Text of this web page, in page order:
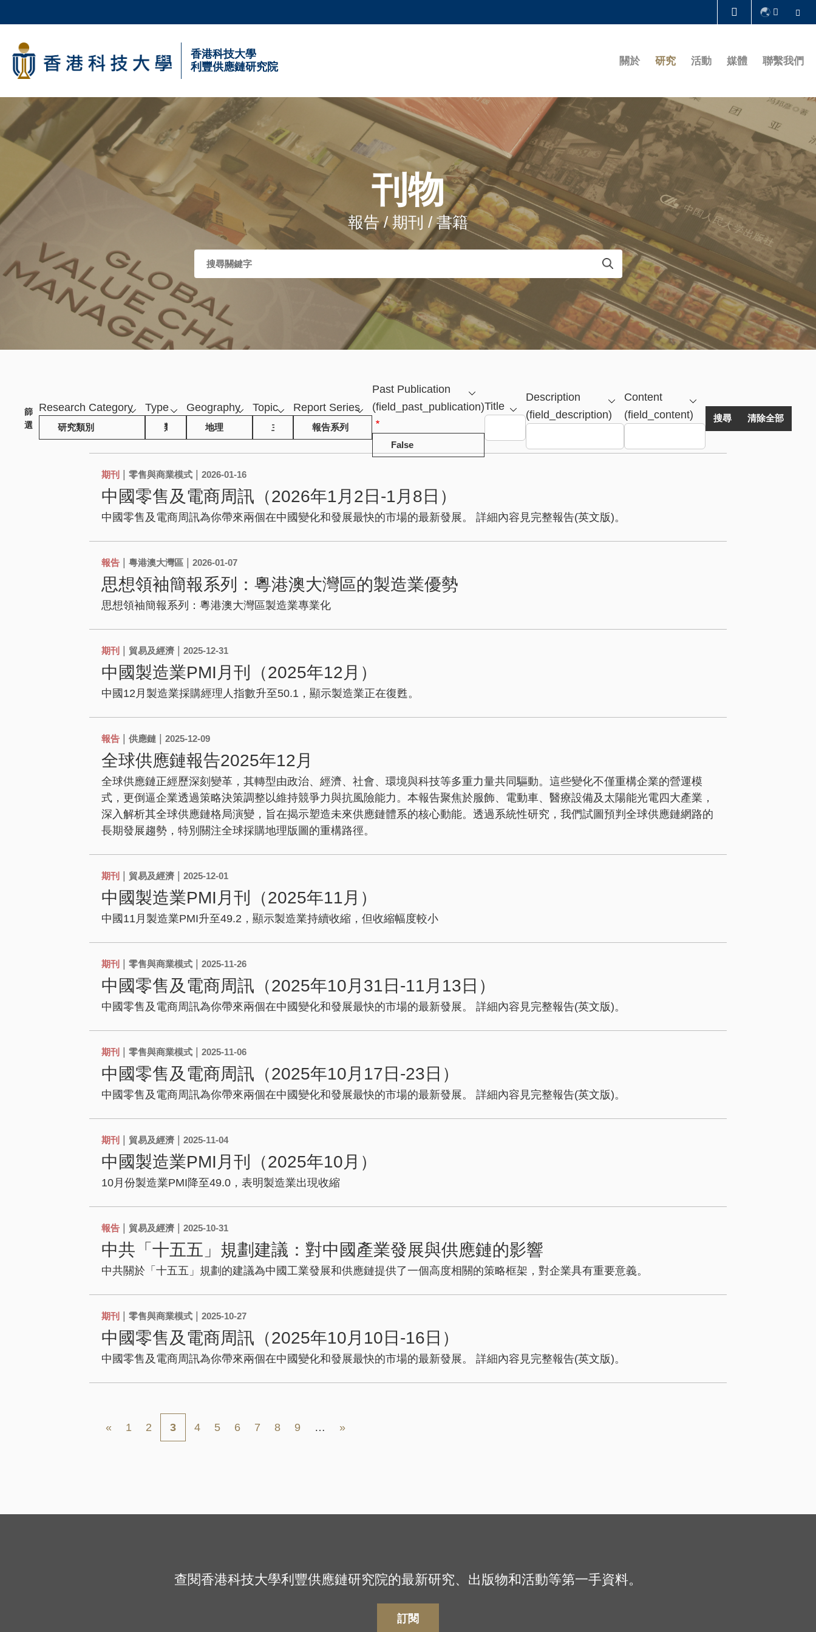
to
main
content
科大新聞
校園地圖及指南
香港科技大學
利豐供應鏈研究院
關於 研究 活動 媒體 聯繫我們
Sections
刊物
報告 / 期刊 / 書籍
Research Category Type Geography Topic Report Series
Past Publication
(field_past_publication)Title
Description
(field_description)
Content
(field_content)
期刊 | 零售與商業模式 | 2026-01-16
中國零售及電商周訊（2026年1月2日-1月8日）
中國零售及電商周訊為你帶來兩個在中國變化和發展最快的市場的最新發展。 詳細內容見完整報告(英文版)。
報告 | 粵港澳大灣區 | 2026-01-07
思想領袖簡報系列：粵港澳大灣區的製造業優勢
思想領袖簡報系列：粵港澳大灣區製造業專業化
期刊 | 貿易及經濟 | 2025-12-31
中國製造業PMI月刊（2025年12月）
中國12月製造業採購經理人指數升至50.1，顯示製造業正在復甦。
報告 | 供應鏈 | 2025-12-09
全球供應鏈報告2025年12月
全球供應鏈正經歷深刻變革，其轉型由政治、經濟、社會、環境與科技等多重力量共同驅動。這些變化不僅重構企業的營運模
式，更倒逼企業透過策略決策調整以維持競爭力與抗風險能力。本報告聚焦於服飾、電動車、醫療設備及太陽能光電四大產業，
深入解析其全球供應鏈格局演變，旨在揭示塑造未來供應鏈體系的核心動能。透過系統性研究，我們試圖預判全球供應鏈網路的
長期發展趨勢，特別關注全球採購地理版圖的重構路徑。
期刊 | 貿易及經濟 | 2025-12-01
中國製造業PMI月刊（2025年11月）
中國11月製造業PMI升至49.2，顯示製造業持續收縮，但收縮幅度較小
期刊 | 零售與商業模式 | 2025-11-26
中國零售及電商周訊（2025年10月31日-11月13日）
中國零售及電商周訊為你帶來兩個在中國變化和發展最快的市場的最新發展。 詳細內容見完整報告(英文版)。
期刊 | 零售與商業模式 | 2025-11-06
中國零售及電商周訊（2025年10月17日-23日）
中國零售及電商周訊為你帶來兩個在中國變化和發展最快的市場的最新發展。 詳細內容見完整報告(英文版)。
期刊 | 貿易及經濟 | 2025-11-04
中國製造業PMI月刊（2025年10月）
10月份製造業PMI降至49.0，表明製造業出現收縮
報告 | 貿易及經濟 | 2025-10-31
中共「十五五」規劃建議：對中國產業發展與供應鏈的影響
中共關於「十五五」規劃的建議為中國工業發展和供應鏈提供了一個高度相關的策略框架，對企業具有重要意義。
期刊 | 零售與商業模式 | 2025-10-27
中國零售及電商周訊（2025年10月10日-16日）
中國零售及電商周訊為你帶來兩個在中國變化和發展最快的市場的最新發展。 詳細內容見完整報告(英文版)。
Previous
«
頁
1
頁
2
目
前
3
頁
4
頁
5
頁
6
頁
7
頁
8
頁
9 … »
查閱香港科技大學利豐供應鏈研究院的最新研究、出版物和活動等第一手資料。
訂閱